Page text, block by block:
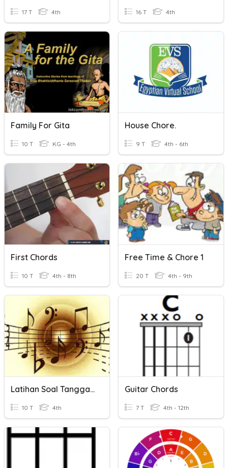
17 T 4th 16 T 4th
Family For Gita
10 T KG - 4th
House Chore.
9 T 4th - 6th
First Chords
10 T 4th - 8th
Free Time & Chore 1
20 T 4th - 9th
Latihan Soal Tangga Nada
10 T 4th
Guitar Chords
7 T 4th - 12th